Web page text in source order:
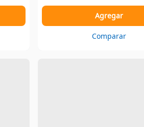
Agregar
Comparar